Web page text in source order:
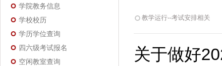
学院教务信息
学校校历
学历学位查询
四六级考试报名
空闲教室查询
教学运行--考试安排相关
关于做好